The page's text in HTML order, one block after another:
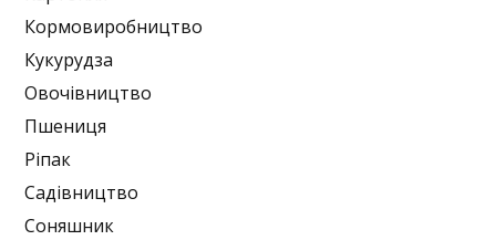
Кормовиробництво
Кукурудза
Овочівництво
Пшениця
Ріпак
Садівництво
Соняшник